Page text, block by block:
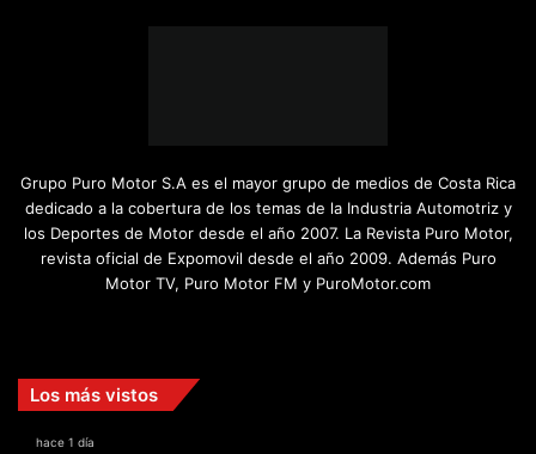
Grupo Puro Motor S.A es el mayor grupo de medios de Costa Rica
dedicado a la cobertura de los temas de la Industria Automotriz y
los Deportes de Motor desde el año 2007. La Revista Puro Motor,
revista oficial de Expomovil desde el año 2009. Además Puro
Motor TV, Puro Motor FM y PuroMotor.com
Los más vistos
hace 1 día